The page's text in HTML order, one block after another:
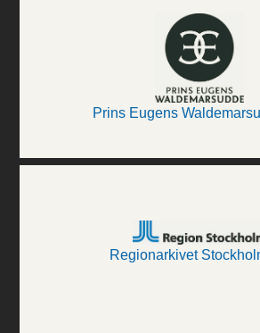
Prins Eugens
Regionarkivet